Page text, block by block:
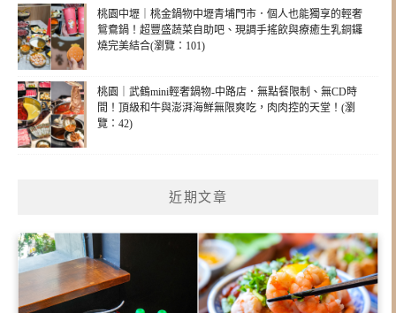
桃園中壢｜桃金鍋物中壢青埔門市．個人也能獨享的輕奢
鴛鴦鍋！超豐盛蔬菜自助吧、現調手搖飲與療癒生乳銅鑼
燒完美結合(瀏覽：101)
桃園｜武鶴mini輕奢鍋物-中路店．無點餐限制、無CD時
間！頂級和牛與澎湃海鮮無限爽吃，肉肉控的天堂！(瀏
覽：42)
近期文章